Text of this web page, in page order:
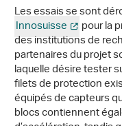
Les essais se sont
Innosuisse pour la
des institutions de
partenaires du projet
laquelle désire tester
filets de protection
équipés de capteurs
blocs contiennent